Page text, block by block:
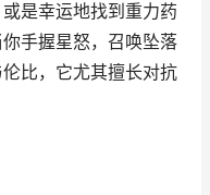
是幸运地找到重力药
手握星怒，召唤坠落
比，它尤其擅长对抗